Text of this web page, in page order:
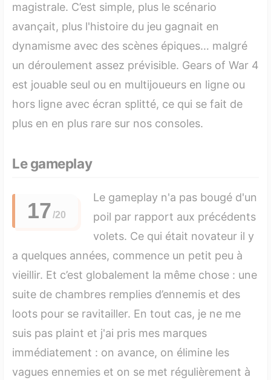
magistrale. C’est simple, plus le scénario
avançait, plus l'histoire du jeu gagnait en
dynamisme avec des scènes épiques… malgré
un déroulement assez prévisible. Gears of War 4
est jouable seul ou en multijoueurs en ligne ou
hors ligne avec écran splitté, ce qui se fait de
plus en en plus rare sur nos consoles.
Le gameplay
17
Le gameplay n'a pas bougé d'un
poil par rapport aux précédents
volets. Ce qui était novateur il y
a quelques années, commence un petit peu à
vieillir. Et c’est globalement la même chose : une
suite de chambres remplies d’ennemis et des
loots pour se ravitailler. En tout cas, je ne me
suis pas plaint et j'ai pris mes marques
immédiatement : on avance, on élimine les
vagues ennemies et on se met régulièrement à